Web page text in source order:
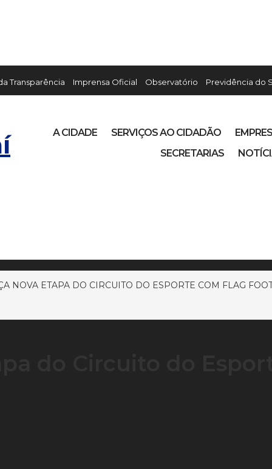
Transparência Imprensa Oficial Observatório Previdência do
A CIDADE SERVIÇOS AO CIDADÃO
SECRETARIAS
NOVA ETAPA DO CIRCUITO DO ESPORTE COM FLAG